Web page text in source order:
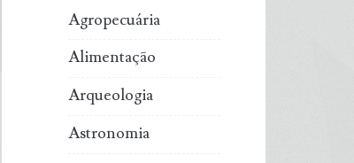
Agropecuária
Alimentação
Arqueologia
Astronomia